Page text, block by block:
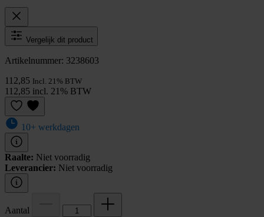
Vergelijk dit product
Artikelnummer: 3238603
112,85 Incl. 21% BTW
112,85 incl. 21% BTW
10+ werkdagen
Raalte: Niet voorradig
Leverancier: Niet voorradig
Aantal